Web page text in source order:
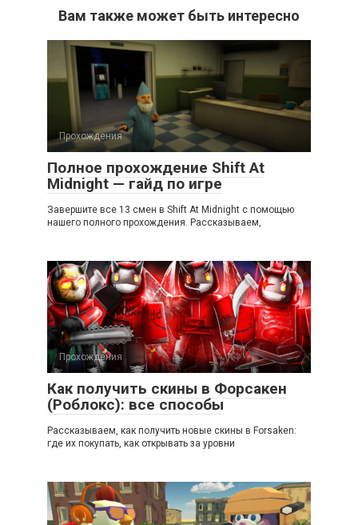
Вам также может быть интересно
Прохождения
Полное прохождение Shift At
Midnight — гайд по игре
Завершите все 13 смен в Shift At Midnight с помощью
нашего полного прохождения. Рассказываем,
Прохождения
Как получить скины в Форсакен
(Роблокс): все способы
Рассказываем, как получить новые скины в Forsaken:
где их покупать, как открывать за уровни